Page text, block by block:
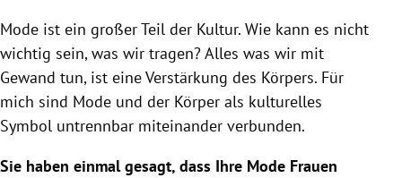
Mode ist ein großer Teil der Kultur. Wie kann es nicht
wichtig sein, was wir tragen? Alles was wir mit
Gewand tun, ist eine Verstärkung des Körpers. Für
mich sind Mode und der Körper als kulturelles
Symbol untrennbar miteinander verbunden.
Sie haben einmal gesagt, dass Ihre Mode Frauen